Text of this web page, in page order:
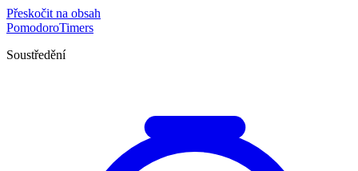
Přeskočit na obsah
PomodoroTimers
Soustředění